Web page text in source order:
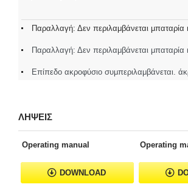
Παραλλαγή: Δεν περιλαμβάνεται μπαταρία
Παραλλαγή: Δεν περιλαμβάνεται μπαταρία
Επίπεδο ακροφύσιο συμπεριλαμβάνεται.
ΛΗΨΕΙΣ
Operating manual
DOWNLOAD
Operating